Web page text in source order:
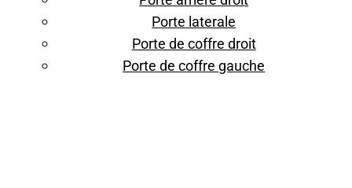
Porte laterale
Porte de coffre droit
Porte de coffre gauche